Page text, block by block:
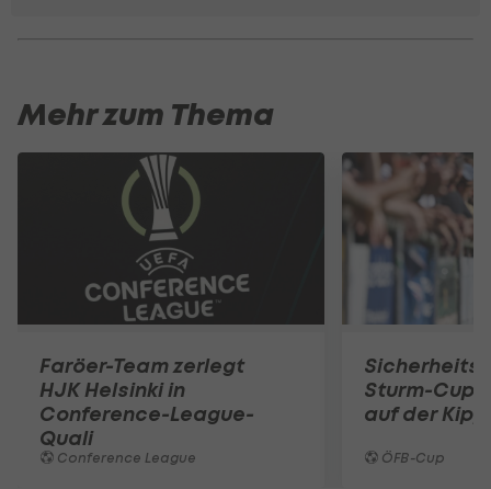
Mehr zum Thema
Faröer-Team zerlegt
HJK Helsinki in
Conference-League-
Quali
Conference League
Sturm-
auf der
ÖFB-Cup